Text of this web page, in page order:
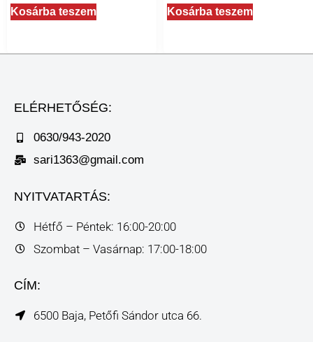
Kosárba teszem
Kosárba teszem
ELÉRHETŐSÉG:
0630/943-2020
sari1363@gmail.com
NYITVATARTÁS:
Hétfő – Péntek: 16:00-20:00
Szombat – Vasárnap: 17:00-18:00
CÍM:
6500 Baja, Petőfi Sándor utca 66.